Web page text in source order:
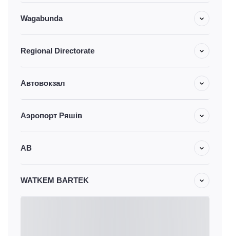
Wagabunda
Regional Directorate
Автовокзал
Аэропорт Ряшів
АВ
WATKEM BARTEK